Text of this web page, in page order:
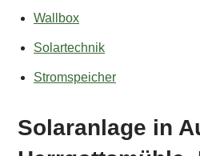
Wallbox
Solartechnik
Stromspeicher
Solaranlage in